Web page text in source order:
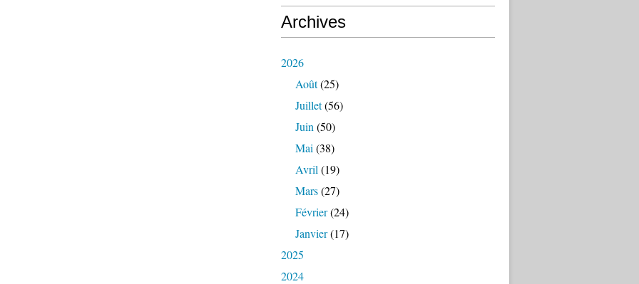
Archives
2026
Août(25)
Juillet(56)
Juin (50)
Mai (38)
Avril (19)
Mars(27)
Février(24)
Janvier(17)
2025
2024